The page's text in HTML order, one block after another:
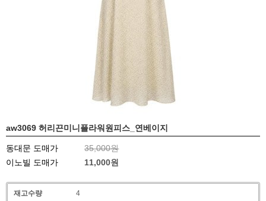
aw3069 허리끈미니플라워원피스_연베이지
동대문 도매가
35,000원
이노빌 도매가
11,000원
재고수량
4